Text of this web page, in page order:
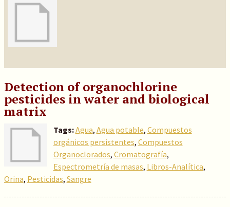
Detection of organochlorine
pesticides in water and biological
matrix
Tags:Agua, Agua potable, Compuestos
orgánicos persistentes, Compuestos
Organoclorados, Cromatografía,
Espectrometría de masas, Libros-Analítica,
Orina, Pesticidas, Sangre